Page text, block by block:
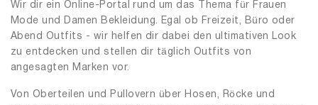
Wir dir ein Online-Portal rund um das Thema für Frauen
Mode und Damen Bekleidung. Egal ob Freizeit, Büro oder
Abend Outfits - wir helfen dir dabei den ultimativen Look
zu entdecken und stellen dir täglich Outfits von
angesagten Marken vor.
Von Oberteilen und Pullovern über Hosen, Röcke und